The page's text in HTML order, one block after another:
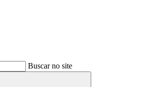
Buscar no site